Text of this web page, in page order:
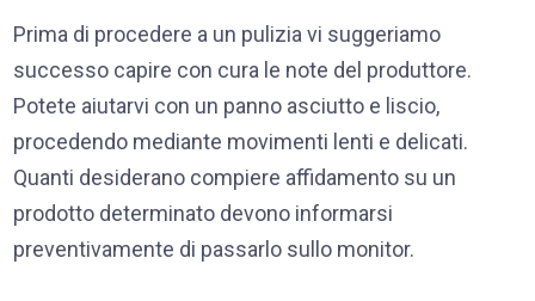
Prima di procedere a un pulizia vi suggeriamo
successo capire con cura le note del produttore.
Potete aiutarvi con un panno asciutto e liscio,
procedendo mediante movimenti lenti e delicati.
Quanti desiderano compiere affidamento su un
prodotto determinato devono informarsi
preventivamente di passarlo sullo monitor.